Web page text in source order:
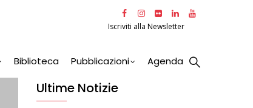
Iscriviti alla Newsletter
Biblioteca Pubblicazioni Agenda
Ultime Notizie